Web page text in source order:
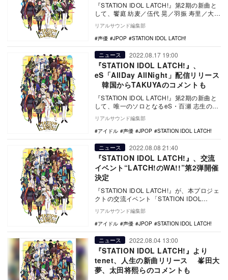
『STATION IDOL LATCH!』第2期の新曲と
して、饗庭 紡麦／伍代 晃／羽振 寿里／大崎
新市からなるユニット Ch…
リアルサウンド編集部
声優
JPOP STATION IDOL LATCH!
ニュース 2022.08.17 19:00
『STATION IDOL LATCH!』、
eS「AllDay AllNight」配信リリース
韓国からTAKUYAのコメントも
『STATION IDOL LATCH!』第2期の新曲と
して、唯一のソロとなるeS・百瀬 志生の新
曲「AllDay AllNig…
リアルサウンド編集部
アイドル
声優 JPOP STATION IDOL LATCH!
ニュース 2022.08.08 21:40
『STATION IDOL LATCH!』、交流
イベント“LATCH!のWA!!”第2弾開催
決定
『STATION IDOL LATCH!』が、本プロジェ
クトの交流イベント「STATION IDOL
LATCH! ～LATCH…
リアルサウンド編集部
アイドル
声優 JPOP STATION IDOL LATCH!
ニュース 2022.08.04 13:00
『STATION IDOL LATCH!』より
tenet、人生の新曲リリース 峯田大
夢、太田将熙らのコメントも